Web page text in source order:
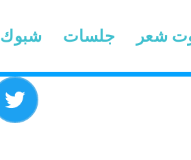
شعر جلسات شبوك